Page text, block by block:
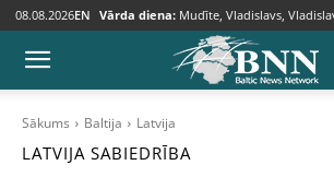
08.08.2026EN Vārda diena: Mudīte, Vladislavs,
Sākums Baltija Latvija
LATVIJA SABIEDRĪBA